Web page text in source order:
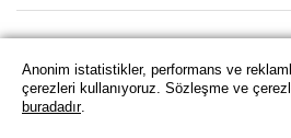
Anonim istatistikler, performans ve
çerezleri kullanıyoruz. Sözleşme ve
buradadır.